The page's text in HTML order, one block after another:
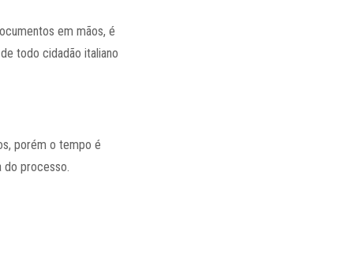
em mãos, é
todo cidadão italiano
porém o tempo é
do processo.